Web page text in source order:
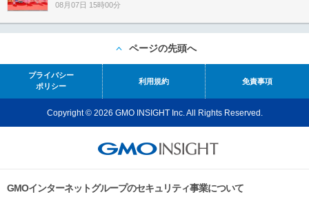
08月07日 15時00分
ページの先頭へ
プライバシー
ポリシー
利用規約 免責事項
Copyright © 2026 GMO INSIGHT Inc. All Rights Reserved.
GMOインターネットグループのセキュリティ事業について